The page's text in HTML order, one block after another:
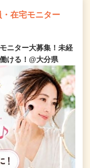
在宅モニター
ニター大募集！未経
ける！@大分県